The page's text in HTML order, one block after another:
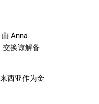
由 Anna
交换谅解备
西亚作为金